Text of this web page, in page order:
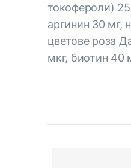
токофероли)
аргинин 30 мг,
цветове роза
мкг, биотин 40